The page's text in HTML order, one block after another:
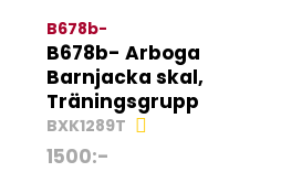
B678b-
B678b- Arboga
Barnjacka skal,
Träningsgrupp
BXK1289T
1500:-